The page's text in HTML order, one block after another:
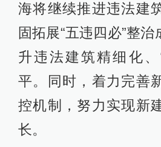
海将继续推进违法建
固拓展“五违四必”整
升违法建筑精细化
平。同时，着力完善
控机制，努力实现新
长。